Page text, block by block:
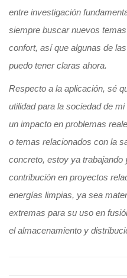
entre investigación
siempre buscar nuevos
confort, así que algunas de
puedo tener claras ahora.
Respecto a la aplicación, sé
utilidad para la sociedad de
un impacto en problemas
o temas relacionados con la
concreto, estoy ya
contribución en proyectos
energías limpias, ya sea
extremas para su uso en
el almacenamiento y